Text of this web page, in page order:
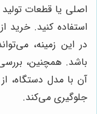
اصلی یا قطعات
استفاده کنید. خرید
در این زمینه،
باشد. همچنین،
آن با مدل دستگاه،
جلوگیری می‌کند.